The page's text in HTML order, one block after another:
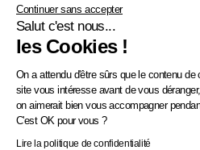
housses de protection
depuis plus
Continuer sans accepter
Salut c'est nous...
les Cookies !
On a attendu d'être sûrs que le contenu de
site vous intéresse avant de vous
on aimerait bien vous accompagner
C'est OK pour vous ?
Lire la politique de confidentialité